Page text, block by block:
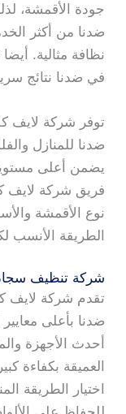
جودة الأقمشة،
ضدنا من أكثر
نظافة مثالية.
في ضدنا نتائج
توفر شركة لايف
ضدنا للمنازل
يضمن أعلى
فريق شركة لايف
نوع الأقمشة
الطريقة الأنسب
شركة تنظيف
تقدم شركة لايف
ضدنا بأعلى
أحدث الأجهزة
العميقة بكفاءة
اختيار الطريقة